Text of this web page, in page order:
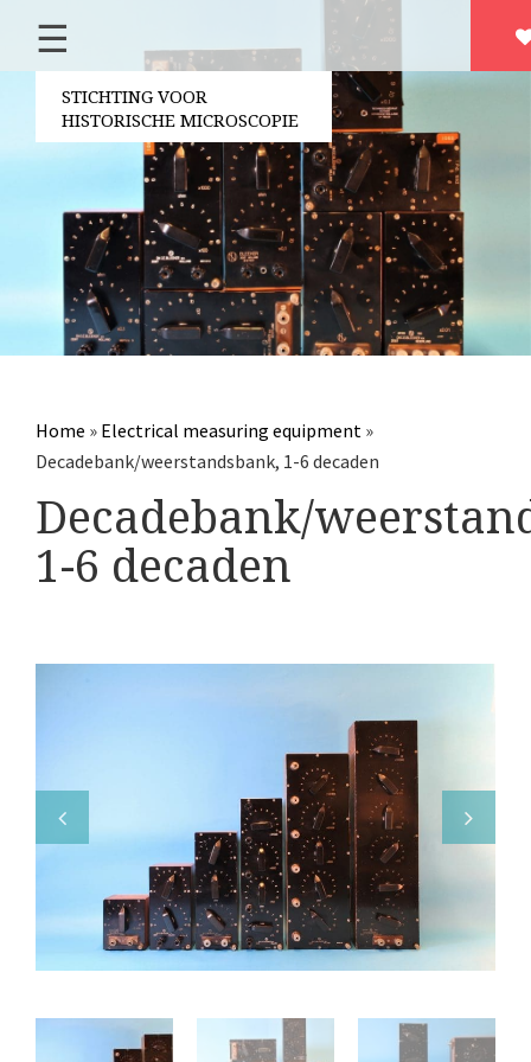
Over ons
Contact
Bestuur
Vrijwilligers
Partners
Jaarverslagen
Microscopen
Overige optische instrumenten
Elektrische meetapparatuur
Boeken
Culpeper (ca. 1735)
Cuff (ca. 1745)
Driepootmicroscoop volgens Culpeper
Dollond, ‘Jones’ most improved type’
Long, Gould type (1821-1850)
Chevalier, trommelmicroscoop (1831-
Nachet, ‘grand modèle’ (1856-1862)
☰
STICHTING VOOR
HISTORISCHE MICROSCOPIE
Home » Electrical measuring equipment »
Decadebank/weerstandsbank, 1-6 decaden
Decadebank/
1-6 decaden